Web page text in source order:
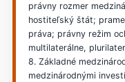
právny rozmer
hostiteľský štát;
práva; právny režim
multilaterálne,
8. Základné
medzinárodnými